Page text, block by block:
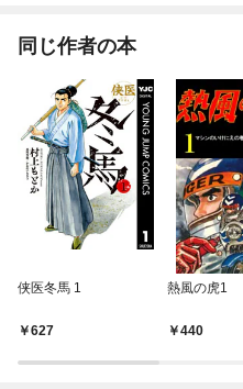
同じ作者の本
侠医冬馬 1
627
熱風の虎1
440